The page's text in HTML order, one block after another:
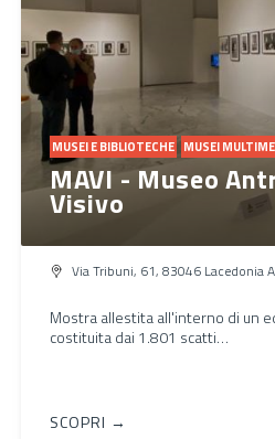
MUSEI E BIBLIOTECHE MUSEI
MAVI - Museo
Visivo
Via Tribuni, 61, 83046 Lacedonia
Mostra allestita all'interno di un
costituita dai 1.801 scatti…
SCOPRI →